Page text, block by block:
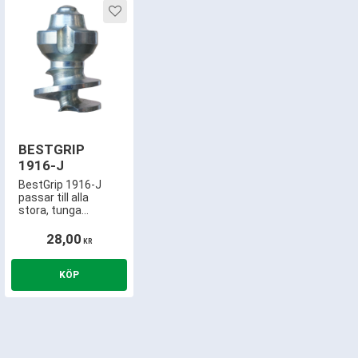
och härdad gänga.
i favoriter
BESTGRIP
1916-J
BestGrip 1916-J
passar till alla
stora, tunga
traktor, lastmaskin,
truck, dumper,
grävmaskin,
timmertruck,
mm.
28,00 KR
Lägg till i favoriter